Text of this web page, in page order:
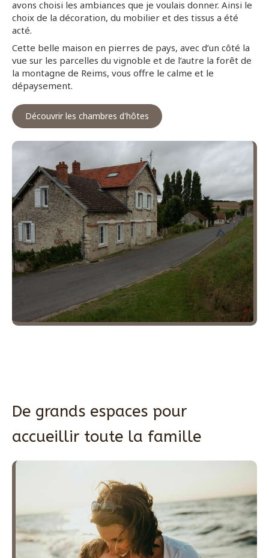
avons choisi les ambiances que je voulais donner. Ainsi le
choix de la décoration, du mobilier et des tissus a été
acté.
Cette belle maison en pierres de pays, avec d’un côté la
vue sur les parcelles du vignoble et de l’autre la forêt de
la montagne de Reims, vous offre le calme et le
dépaysement.
Découvrir les chambres d'hôtes
De grands espaces pour
accueillir toute la famille